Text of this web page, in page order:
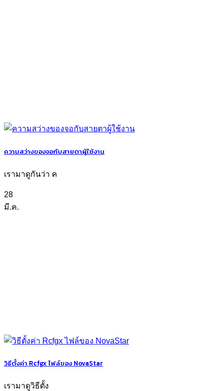
ความสว่างของจอกับสายตาผู้ใช้งาน
เรามาดูกันว่า ค
28
มี.ค.
วิธีตั้งค่า Rcfgx ไฟล์ของ NovaStar
เรามาดูวิธีตั้ง